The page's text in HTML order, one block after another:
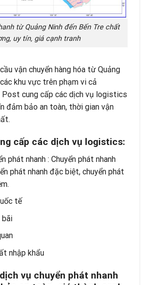
từ Quảng Ninh đến Bến Tre chất
uy tín, giá cạnh tranh
vận chuyển hàng hóa từ Quảng
khu vực trên phạm vi cả
Post cung cấp các dịch vụ logistics
đảm bảo an toàn, thời gian vận
cấp các dịch vụ logistics:
phát nhanh: Chuyển phát nhanh
phát nhanh đặc biệt, chuyển phát
tế
bãi
nhập khẩu
vụ chuyển phát nhanh